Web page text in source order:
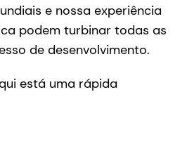
e nossa experiência
podem turbinar todas as
de desenvolvimento.
está uma rápida